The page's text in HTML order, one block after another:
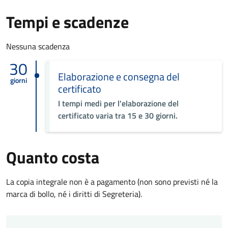
Tempi e scadenze
Nessuna scadenza
30
giorni Elaborazione e consegna del
certificato
I tempi medi per l'elaborazione del
certificato varia tra 15 e 30 giorni.
Quanto costa
La copia integrale non è a pagamento (non sono previsti né la
marca di bollo, né i diritti di Segreteria).